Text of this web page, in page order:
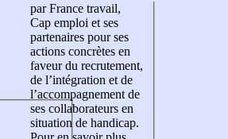
par France travail,
Cap emploi et ses
partenaires pour ses
actions concrètes en
faveur du recrutement,
de l’intégration et de
l’accompagnement de
ses collaborateurs en
situation de handicap.